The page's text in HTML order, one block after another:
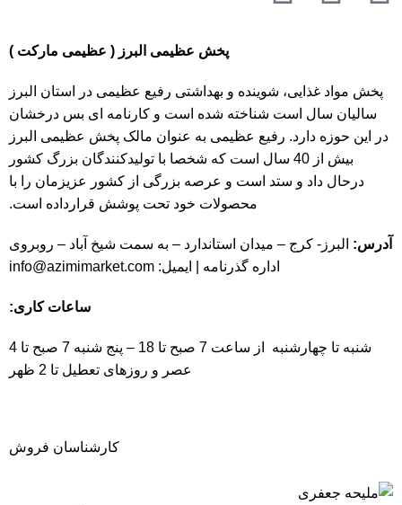
پخش عظیمی البرز ( عظیمی مارکت )
پخش مواد غذایی، شوینده و بهداشتی رفیع عظیمی در استان البرز
سالیان سال است شناخته شده است و کارنامه ای بس درخشان
در این حوزه دارد. رفیع عظیمی به عنوان مالک پخش عظیمی البرز
بیش از 40 سال است که شخصا با تولیدکنندگان بزرگ کشور
درحال داد و ستد است و عرصه بزرگی از کشور عزیزمان را با
محصولات خود تحت پوشش قرارداده است.
آدرس: البرز- کرج – میدان استاندارد – به سمت شیخ آباد – روبروی
اداره گذرنامه | ایمیل: info@azimimarket.com
ساعات کاری:
شنبه تا چهارشنبه از ساعت 7 صبح تا 18 – پنج شنبه 7 صبح تا 4
عصر و روزهای تعطیل تا 2 ظهر
کارشناسان فروش